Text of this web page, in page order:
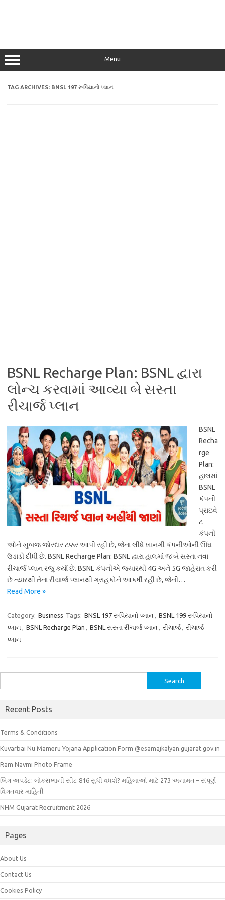
Menu
TAG ARCHIVES: BNSL 197 રૂપિયાનો પ્લાન
BSNL Recharge Plan: BSNL દ્વારા
લોન્ચ કરવામાં આવ્યા બે સસ્તા
રીચાર્જ પ્લાન
BSNL
Recha
rge
Plan:
હાલમાં
BSNL
કંપની
પ્રાઇવે
ટ
કંપની
ઓને ખુબજ જોરદાર ટક્કર આપી રહી છે, જેના લીધે ખાનગી કંપનીઓની ઊંઘ
ઉડાડી દીધી છે. BSNL Recharge Plan: BSNL દ્વારા હાલમાં જ બે સસ્તા નવા
રીચાર્જ પ્લાન રજુ કર્યા છે. BSNL કંપનીએ જ્યારથી 4G અને 5G જાહેરાત કરી
છે ત્યારથી તેના રીચાર્જ પ્લાનથી ગ્રાહકોને આકર્ષી રહી છે, જેની…
Read More »
Category: Business Tags: BNSL 197 રૂપિયાનો પ્લાન , BSNL 199 રૂપિયાનો
પ્લાન , BSNL Recharge Plan , BSNL સસ્તા રીચાર્જ પ્લાન , રીચાર્જ, રીચાર્જ
પ્લાન
for:
Recent Posts
Terms & Conditions
Kuvarbai Nu Mameru Yojana Application Form @esamajkalyan.gujarat.gov.in
Ram Navmi Photo Frame
બિગ અપડેટ: લોકસભાની સીટ 816 સુધી વધશે? મહિલાઓ માટે 273 અનામત – સંપૂર્ણ
વિગતવાર માહિતી
NHM Gujarat Recruitment 2026
Pages
About Us
Contact Us
Cookies Policy